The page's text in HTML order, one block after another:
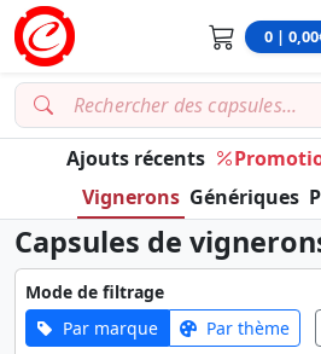
0 |
Ajouts récents
Vignerons Génériques
Capsules de
Mode de filtrage
Par marque
Par thème